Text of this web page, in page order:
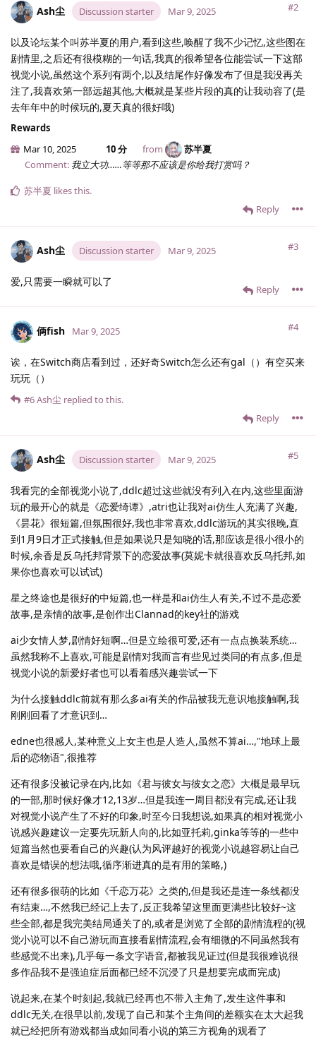
Ash尘 Discussion starter #2
Mar 9, 2025
以及论坛某个叫苏半夏的用户,看到这些,唤醒了我不少记忆,这些图在
剧情里,之后还有很模糊的一句话,我真的很希望各位能尝试一下这部
视觉小说,虽然这个系列有两个,以及结尾作好像发布了但是我没再关
注了,我喜欢第一部远超其他,大概就是某些片段的真的让我动容了(是
去年年中的时候玩的,夏天真的很好哦)
Rewards
Mar 10, 2025
10 分 from
苏半夏
Comment: 我立大功……等等那不应该是你给我打赏吗？
Reply
苏半夏 likes this.
Ash尘 Discussion starter #3
Mar 9, 2025
爱,只需要一瞬就可以了
Reply
俩fish #4
Mar 9, 2025
诶，在Switch商店看到过，还好奇Switch怎么还有gal（）有空买来
玩玩（）
Reply
#6Ash尘 replied to this.
Ash尘 Discussion starter #5
Mar 9, 2025
我看完的全部视觉小说了,ddlc超过这些就没有列入在内,这些里面游
玩的最开心的就是《恋爱绮谭》,atri也让我对ai仿生人充满了兴趣,
《昙花》很短篇,但氛围很好,我也非常喜欢,ddlc游玩的其实很晚,直
到1月9日才正式接触,但是如果说只是知晓的话,那应该是很小很小的
时候,余香是反乌托邦背景下的恋爱故事(莫妮卡就很喜欢反乌托邦,如
果你也喜欢可以试试)
星之终途也是很好的中短篇,也一样是和ai仿生人有关,不过不是恋爱
故事,是亲情的故事,是创作出Clannad的key社的游戏
ai少女情人梦,剧情好短啊…但是立绘很可爱,还有一点点换装系统…
虽然我称不上喜欢,可能是剧情对我而言有些见过类同的有点多,但是
视觉小说的新爱好者也可以看着感兴趣尝试一下
为什么接触ddlc前就有那么多ai有关的作品被我无意识地接触啊,我
刚刚回看了才意识到…
edne也很感人,某种意义上女主也是人造人,虽然不算ai…,"地球上最
后的恋物语",很推荐
还有很多没被记录在内,比如《君与彼女与彼女之恋》大概是最早玩
的一部,那时候好像才12,13岁…但是我连一周目都没有完成,还让我
对视觉小说产生了不好的印象,时至今日我想说,如果真的相对视觉小
说感兴趣建议一定要先玩新人向的,比如亚托莉,ginka等等的一些中
短篇当然也要看自己的兴趣(认为风评越好的视觉小说越容易让自己
喜欢是错误的想法哦,循序渐进真的是有用的策略,)
还有很多很萌的比如《千恋万花》之类的,但是我还是连一条线都没
有结束…,不然我已经记上去了,反正我希望这里面更满些比较好~这
些全部,都是我完美结局通关了的,或者是浏览了全部的剧情流程的(视
觉小说可以不自己游玩而直接看剧情流程,会有细微的不同虽然我有
些感觉不出来),几乎每一条文字语音,都被我见证过(但是我很难说很
多作品我不是强迫症后面都已经不沉浸了只是想要完成而完成)
说起来,在某个时刻起,我就已经再也不带入主角了,发生这件事和
ddlc无关,在很早以前,发现了自己和某个主角间的差额实在太大起我
就已经把所有游戏都当成如同看小说的第三方视角的观看了